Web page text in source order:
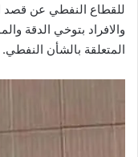
للقطاع النفطي عن قصد
والافراد بتوخي الدقة
المتعلقة بالشأن النفطي.